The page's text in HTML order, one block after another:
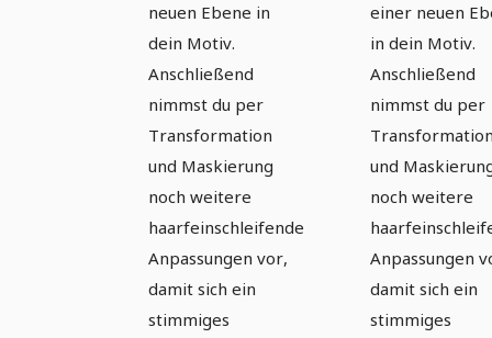
neuen Ebene in
dein Motiv.
Anschließend
nimmst du per
Transformation
und Maskierung
noch weitere
haarfeinschleifende
Anpassungen vor,
damit sich ein
stimmiges
einer neuen
in dein Motiv.
Anschließend
nimmst du per
und
noch weitere
Anpassungen
damit sich ein
stimmiges